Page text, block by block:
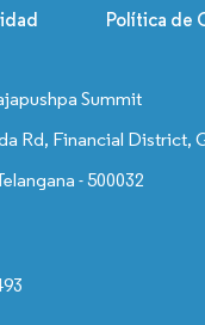
Política de
Summit
Rd, Financial District,
- 500032